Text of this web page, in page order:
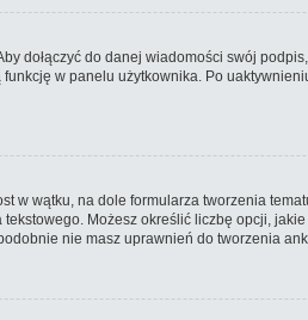
dołączyć do danej wiadomości swój
w panelu użytkownika. Po
wątku, na dole formularza tworzenia
Możesz określić liczbę opcji,
nie masz uprawnień do tworzenia